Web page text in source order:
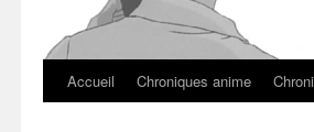
Accueil Chroniques anime